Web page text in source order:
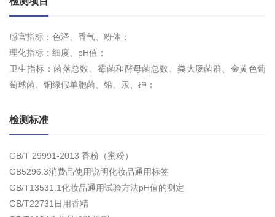
感官指标：色泽、香气、粉体；
理化指标：细度、pH值；
卫生指标：菌落总数、霉菌和酵母菌总数、粪大肠菌群、金黄色葡
萄球菌、铜绿假单胞菌、铅、汞、砷；
检测标准
GB/T 29991-2013 香粉（蜜粉）
GB5296.3消费品使用说明化妆品通用标签
GB/T13531.1化妆品通用试验方法pH值的测定
GB/T22731日用香精